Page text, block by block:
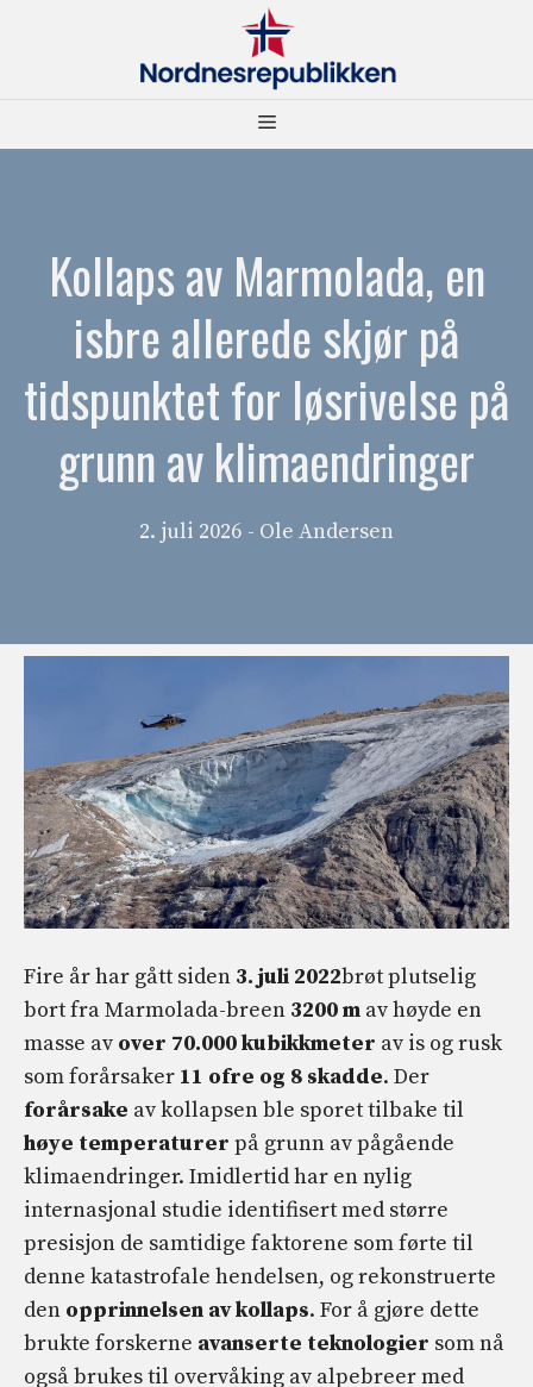
Meny
Kollaps av Marmolada, en
isbre allerede skjør på
tidspunktet for løsrivelse på
grunn av klimaendringer
2. juli 2026 - Ole Andersen
Fire år har gått siden 3. juli 2022brøt plutselig
bort fra Marmolada-breen 3200 m av høyde en
masse av over 70.000 kubikkmeter av is og rusk
som forårsaker 11 ofre og 8 skadde. Der
forårsake av kollapsen ble sporet tilbake til
høye temperaturer på grunn av pågående
klimaendringer. Imidlertid har en nylig
internasjonal studie identifisert med større
presisjon de samtidige faktorene som førte til
denne katastrofale hendelsen, og rekonstruerte
den opprinnelsen av kollaps. For å gjøre dette
brukte forskerne avanserte teknologier som nå
også brukes til overvåking av alpebreer med